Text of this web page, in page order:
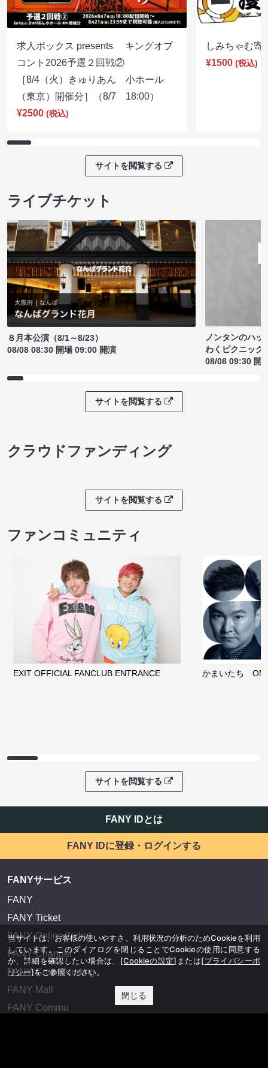
求人ボックス presents キングオブ
コント2026予選２回戦②
［8/4（火）きゅりあん 小ホール
（東京）開催分］（8/7 18:00）
¥2500 (税込)
しみちゃむ
¥1500 (税込)
サイトを閲覧する
ライブチケット
８月本公演（8/1～8/23）
08/08 08:30 開場 09:00 開演
ノンタンのハッ
わくピクニック
08/08 09:30 開
サイトを閲覧する
クラウドファンディング
サイトを閲覧する
ファンコミュニティ
EXIT OFFICIAL FANCLUB ENTRANCE かまいたち
サイトを閲覧する
FANY IDとは
FANY IDに登録・ログインする
FANYサービス
FANY
FANY Ticket
FANY Online Ticket
FANY Channel
FANY Crowdfunding
FANY Mall
FANY Commu
当サイトは、お客様の使いやすさ、利用状況の分析のためCookieを利用
しています。このダイアログを閉じることでCookieの使用に同意する
か、詳細を確認したい場合は、 [Cookieの設定] または[プライバシーポ
リシー]をご参照ください。
閉じる